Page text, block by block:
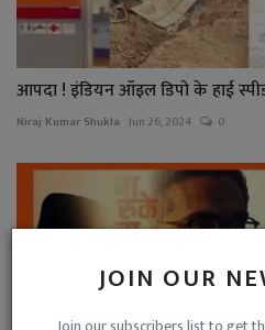
JOIN OUR
आपदा ! इंडियन ऑइल डिपो के हाई
Niraj Kumar Shukla Jun 26, 2024 0